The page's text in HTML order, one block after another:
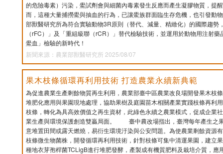
的危險毒素）污染，鱟試劑會與細菌內毒素發生反應而產生凝膠物質，提
而，這種大量捕撈鱟與抽血的行為，已讓鱟族群面臨生存危機，也引發動
部獸醫研究所為符合實驗動物3R原則（替代、減量、精緻化）的國際趨勢
（rFC）」及「重組級聯（rCR）」替代檢驗技術，並運用於動物用注射
鱟血」檢驗的新時代！
新聞來源：農業部獸醫研究所 2025/08/07
果木枝條循環再利用技術 打造農業永續新典範
為促進農業生產剩餘物質再生利用，農業部臺中區農業改良場開發果木枝
堆肥化應用與果園現地處理，協助果樹及庭園苗木相關產業實踐枝條再利
枝條，轉化為具高效價值之再生資材，此綠色永續之農業模式，促成企業
業生產與環境保護創造雙贏局面。 臺中農改場指出，臺灣每年產生之
意堆置田間或露天燃燒，易衍生環境汙染與公安問題。為使農業剩餘資源
枝條微生物菌株，開發循環再利用技術，針對枝條可集中清運果園，建立
種地衣芽孢桿菌TCLigB進行堆肥發酵，產製成有機質肥料及栽培介質，應